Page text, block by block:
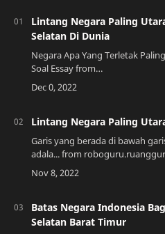
Lintang Negara Paling
Selatan Di Dunia
Negara Apa Yang Terletak
Soal Essay from
bahwa dunia ini terdiri dari
Lintang Negara Paling
Garis yang berada di bawah
adala... from
adalah tahun yang menarik bagi
alam dan pencari petualangan.
Batas Negara Indonesia
Selatan Barat Timur